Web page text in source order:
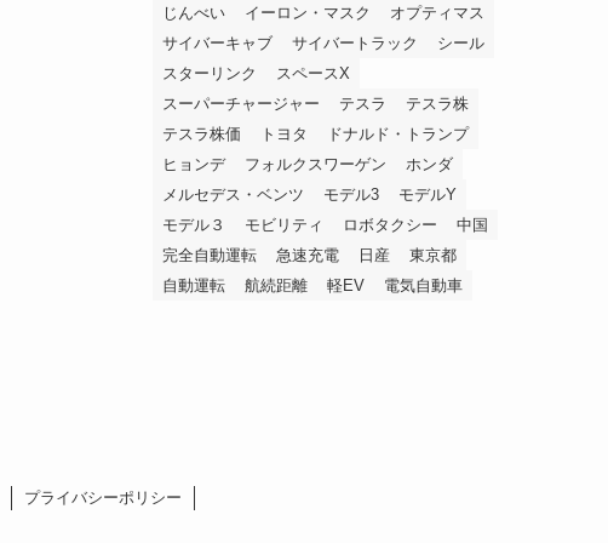
じんべい
イーロン・マスク
オプティマス
サイバーキャブ
サイバートラック
シール
スターリンク
スペースX
スーパーチャージャー
テスラ
テスラ株
テスラ株価
トヨタ
ドナルド・トランプ
ヒョンデ
フォルクスワーゲン
ホンダ
メルセデス・ベンツ
モデル3
モデルY
モデル３
モビリティ ロボタクシー
中国
完全自動運転
急速充電 日産
東京都
自動運転
航続距離 軽EV 電気自動車
プライバシーポリシー